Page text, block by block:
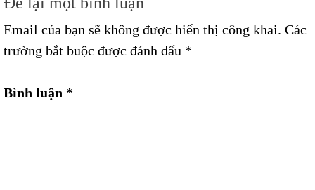
Email của bạn sẽ không được hiển thị công khai. Các
trường bắt buộc được đánh dấu *
Bình luận *